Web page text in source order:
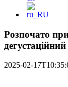
Розпочато
2025-02-